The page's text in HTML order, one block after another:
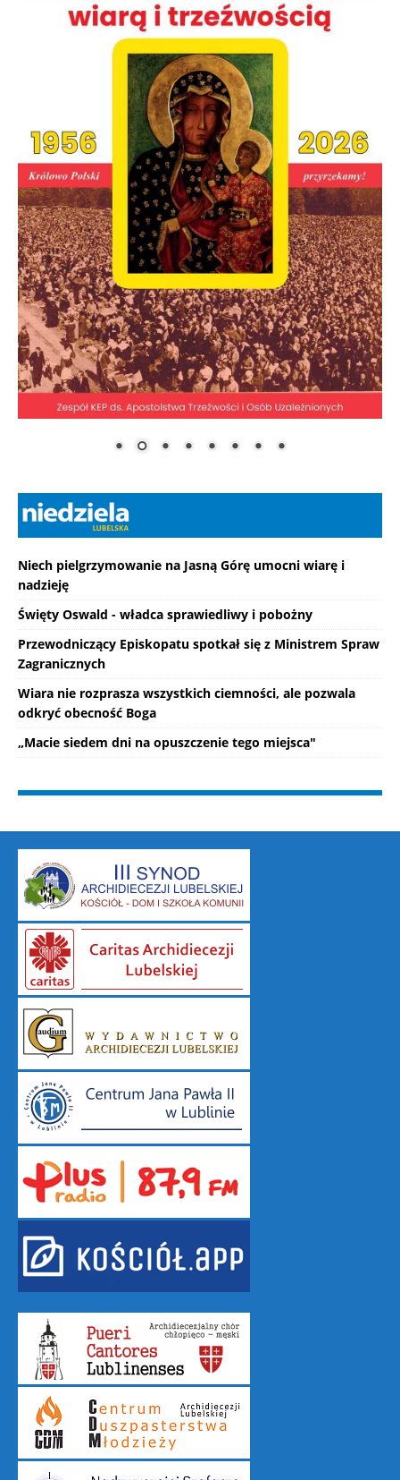
Niech pielgrzymowanie na Jasną Górę umocni wiarę i
nadzieję
Święty Oswald - władca sprawiedliwy i pobożny
Przewodniczący Episkopatu spotkał się z Ministrem Spraw
Zagranicznych
Wiara nie rozprasza wszystkich ciemności, ale pozwala
odkryć obecność Boga
„Macie siedem dni na opuszczenie tego miejsca"